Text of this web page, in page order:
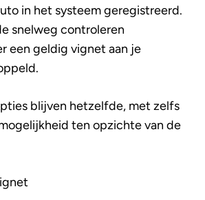
in het systeem geregistreerd.
snelweg controleren
een geldig vignet aan je
blijven hetzelfde, met zelfs
ten opzichte van de